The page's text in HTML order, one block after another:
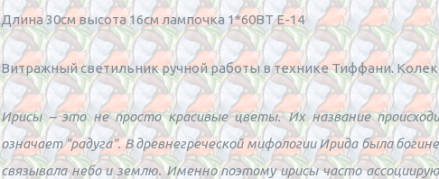
Длина 30см высота 16см лампочка 1*60BT Е-14
Витражный светильник ручной работы в технике Тиффани.
Ирисы – это не просто красивые цветы. Их название
означает "радуга". В древнегреческой мифологии Ирида была
связывала небо и землю. Именно поэтому ирисы часто